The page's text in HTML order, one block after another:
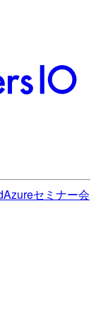
Azureセミナー会